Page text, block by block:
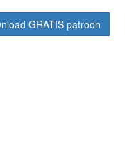
GRATIS patroon